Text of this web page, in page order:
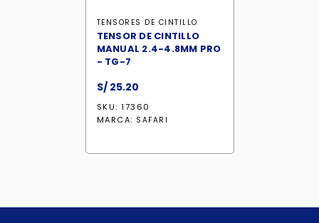
TENSORES DE CINTILLO
TENSOR DE CINTILLO
MANUAL 2.4-4.8MM PRO
- TG-7
S/25.20
SKU: 17360
MARCA: SAFARI